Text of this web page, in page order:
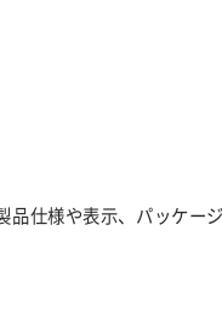
仕様や表示、パッケー